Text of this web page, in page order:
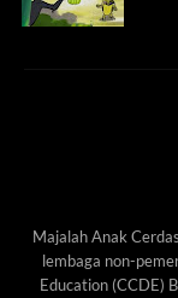
Majalah Anak
lembaga non-
Education (CCDE)